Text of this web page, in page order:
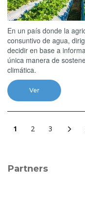
En un país donde la
consuntivo de agua,
decidir en base a
única manera de
climática.
Ver
1 2 3
Partners